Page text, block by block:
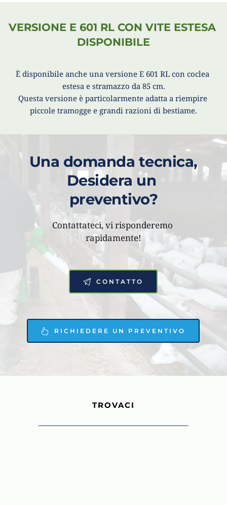
VERSIONE E 601 RL
CON VITE ESTESA D
ISPONIBILE
È disponibile anche una versione E 601 RL con coclea
estesa e stramazzo da 85 cm.
Questa versione è particolarmente adatta a riempire
piccole tramogge e grandi razioni di bestiame.
Una domanda tecnica,
Desidera un
preventivo?
Contattateci, vi risponderemo
rapidamente!
CONTATTO
RICHIEDERE UN PREVENTIVO
TROVACI